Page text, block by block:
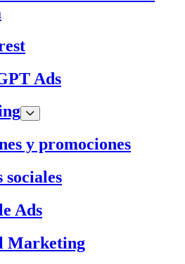
Ads
y promociones
sociales
Ads
Marketing